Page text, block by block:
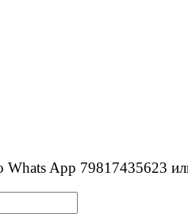
App 79817435623